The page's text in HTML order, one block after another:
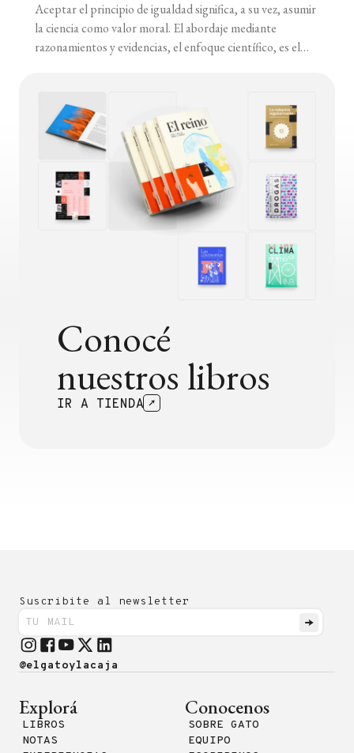
Aceptar el principio de igualdad significa, a su vez, asumir
la ciencia como valor moral. El abordaje mediante
razonamientos y evidencias, el enfoque científico, es el
Veamos por qué pienso esto. Para empezar, es
importante [...]
Conocé
nuestros libros
IR A TIENDA
Suscribite al newsletter
@elgatoylacaja
Explorá
LIBROS
NOTAS
Conocenos
SOBRE GATO
EQUIPO